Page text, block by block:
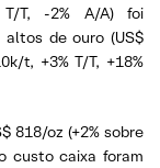
T/T, -2% A/A) foi
de ouro (US$
t, +3% T/T, +18%
818/oz (+2% sobre
custo caixa foram